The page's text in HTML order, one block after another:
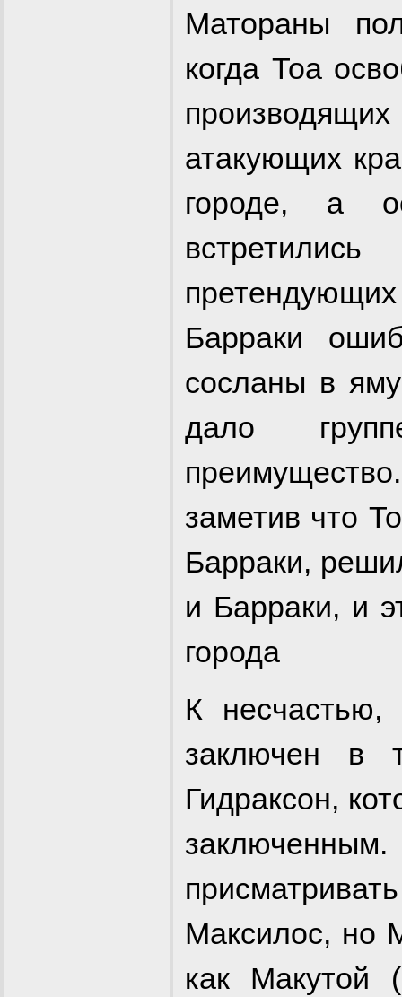
Матораны
когда Тоа
атакующих
городе, а
Барраки
сосланы в
дало
заметив что
Барраки,
и Барраки, и
города
К
заключен в
Гидраксон,
Максилос, но
как Макутой